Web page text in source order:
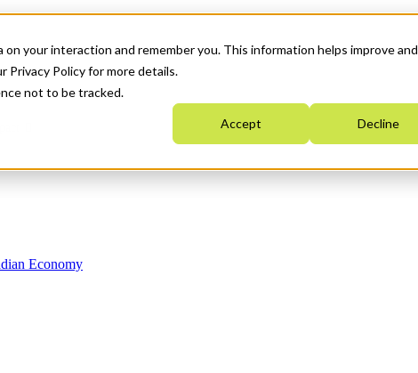
your interaction and remember you. This information helps improve and
Privacy Policy for more details.
not to be tracked.
Accept Decline
Economy